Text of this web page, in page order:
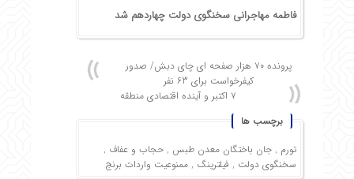
فاطمه مهاجرانی سخنگوی دولت چهاردهم شد
پرونده ۷۰ هزار صفحه ای چای دبش/ صدور
کیفرخواست برای 63 نفر
۷ اکتبر و آینده اقتصادی منطقه
برچسب ها
تورم , جان باختگان معدن طبس , حجاب و عفاف ,
سخنگوی دولت , فیلترینگ , ممنوعیت واردات برنج